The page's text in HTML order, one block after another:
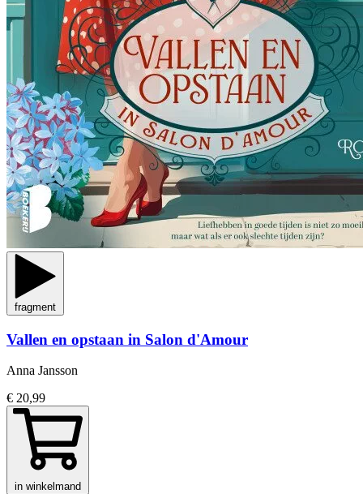
fragment
Vallen en opstaan in Salon d'Amour
Anna Jansson
€ 20,99
in winkelmand